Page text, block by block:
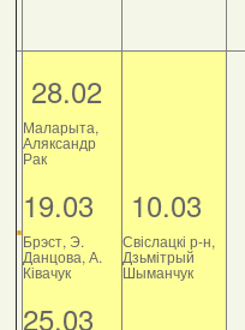
28.02
Маларыта,
Аляксандр
Рак
19.03
Брэст, Э.
Данцова, А.
Ківачук
25.03
10.03
Свіслацкі р-н,
Дзьмітрый
Шыманчук